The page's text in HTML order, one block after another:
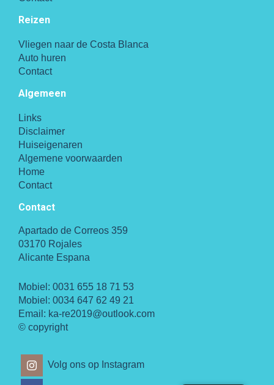
Reizen
Vliegen naar de Costa Blanca
Auto huren
Contact
Algemeen
Links
Disclaimer
Huiseigenaren
Algemene voorwaarden
Home
Contact
Contact
Apartado de Correos 359
03170 Rojales
Alicante Espana
Mobiel: 0031 655 18 71 53
Mobiel: 0034 647 62 49 21
Email: ka-re2019@outlook.com
© copyright
Volg ons op Instagram